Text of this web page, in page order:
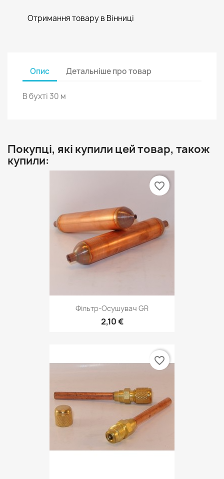
Отримання товару в Вінниці
Опис Детальніше про товар
В бухті 30 м
Покупці, які купили цей товар, також
купили:
Фільтр-Осушувач GR
2,10 €
favorite_border
favorite_border